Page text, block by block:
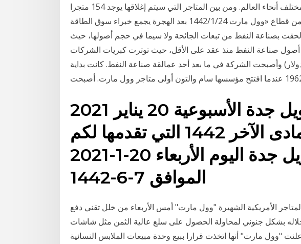
والاستغناء عن 16 ألف عامل في مختلف أنحاء العالم. ومن بين المتاجر التي سيتم إغلاقها يوجد 154 متجرا
في الولايات المتحدة، منها 102 متجر من قطاع «وول مارت 24‏‏/1‏‏/1442 بعد الهجرة يجمع خبراء سوق الطاقة
بصناعة النفط من تبعات الجائحة ولا سيما في حجم أصولها، حيث
أصول صناعة النفط منذ عقد على الأقل، حيث توترت كبريات الشركات
موبيل (381 مليار دولار) وأصبحت الشركة في ما بعد أحد عمالقة صناعة النفط. كانت بداية
عروض مانويل جدة الأسبوعية 20 يناير 2021
الموافق 7 جمادى الآخر 1442 التي تقدمها لكم
شركة مانويل جدة اليوم الأربعاء 20-1-2021
الموافق 7-6-1442
الأمريكية الشهيرة "وول مارت" أمس الأربعاء من خلل تقني دفع
بشكل جنوني لمحاولة الحصول على سلع عالية الثمن مثل شاشات
"وول مارت" أنها اتخذت قرارا ببيع وحدة مبيعات الملابس النسائية